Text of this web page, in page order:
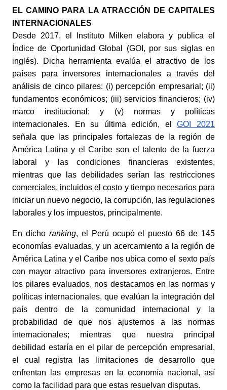
EL CAMINO PARA LA ATRACCIÓN DE CAPITALES
INTERNACIONALES
Desde 2017, el Instituto Milken elabora y publica el
Índice de Oportunidad Global (GOI, por sus siglas en
inglés). Dicha herramienta evalúa el atractivo de los
países para inversores internacionales a través del
análisis de cinco pilares: (i) percepción empresarial; (ii)
fundamentos económicos; (iii) servicios financieros; (iv)
marco institucional; y (v) normas y políticas
internacionales. En su última edición, el
GOI 2021
señala que las principales fortalezas de la región de
América Latina y el Caribe son el talento de la fuerza
laboral y las condiciones financieras existentes,
mientras que las debilidades serían las restricciones
comerciales, incluidos el costo y tiempo necesarios para
iniciar un nuevo negocio, la corrupción, las regulaciones
laborales y los impuestos, principalmente.
En dicho ranking, el Perú ocupó el puesto 66 de 145
economías evaluadas, y un acercamiento a la región de
América Latina y el Caribe nos ubica como el sexto país
con mayor atractivo para inversores extranjeros. Entre
los pilares evaluados, nos destacamos en las normas y
políticas internacionales, que evalúan la integración del
país dentro de la comunidad internacional y la
probabilidad de que nos ajustemos a las normas
internacionales; mientras que nuestra principal
debilidad estaría en el pilar de percepción empresarial,
el cual registra las limitaciones de desarrollo que
enfrentan las empresas en la economía nacional, así
como la facilidad para que estas resuelvan disputas.